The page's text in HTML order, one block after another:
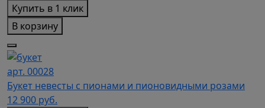
Купить в 1 клик
В корзину
арт. 00028
Букет невесты с пионами и пионовидными розами
12 900 руб.